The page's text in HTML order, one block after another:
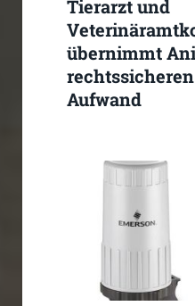
Tierarzt und
übernimmt
Aufwand